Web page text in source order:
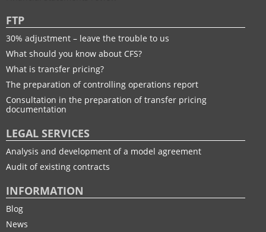
FTP
30% adjustment – leave the trouble to us
What should you know about CFS?
What is transfer pricing?
The preparation of controlling operations report
Consultation in the preparation of transfer pricing
documentation
LEGAL SERVICES
Analysis and development of a model agreement
Audit of existing contracts
INFORMATION
Blog
News